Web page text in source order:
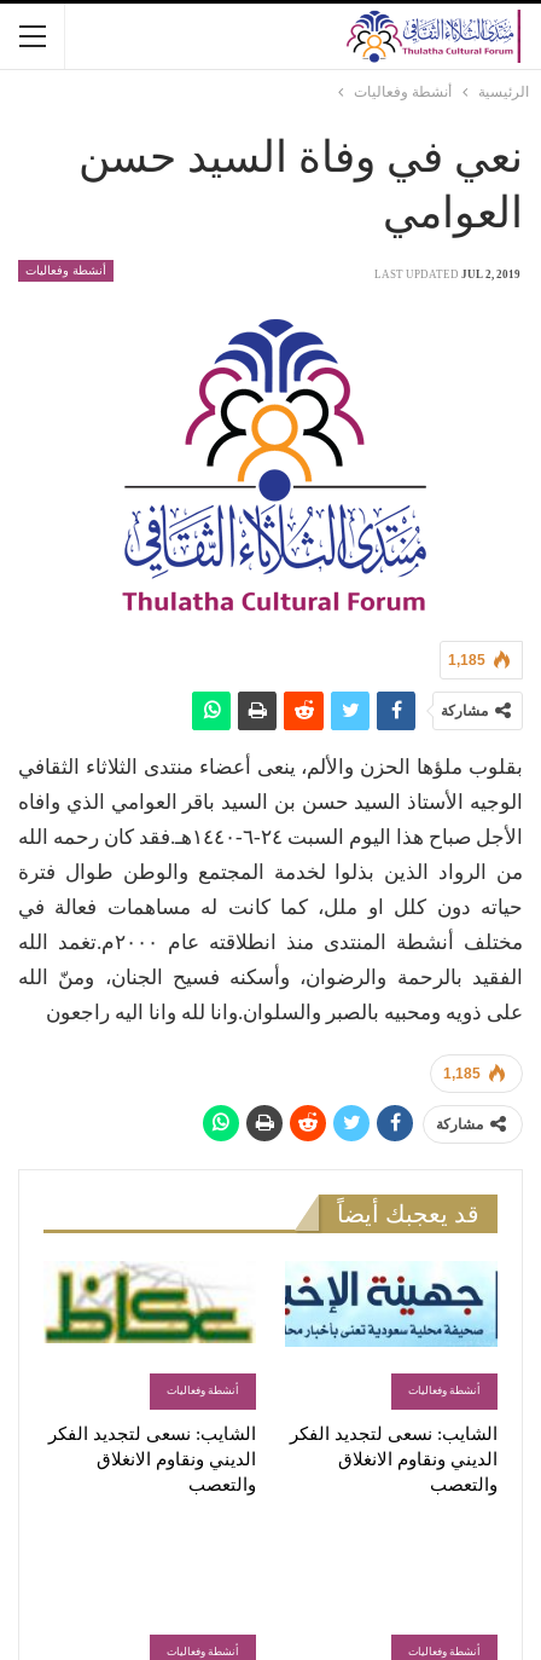
الرئيسية أنشطة وفعاليات
نعي في وفاة السيد حسن
العوامي
أنشطة وفعاليات LAST UPDATED JUL 2, 2019
1,185
مشاركة
بقلوب ملؤها الحزن والألم، ينعى أعضاء منتدى الثلاثاء الثقافي
الوجيه الأستاذ السيد حسن بن السيد باقر العوامي الذي وافاه
الأجل صباح هذا اليوم السبت ٢٤-٦-١٤٤٠هـ.فقد كان رحمه الله
من الرواد الذين بذلوا لخدمة المجتمع والوطن طوال فترة
حياته دون كلل او ملل، كما كانت له مساهمات فعالة في
مختلف أنشطة المنتدى منذ انطلاقته عام ٢٠٠٠م.تغمد الله
الفقيد بالرحمة والرضوان، وأسكنه فسيح الجنان، ومنّ الله
على ذويه ومحبيه بالصبر والسلوان.وانا لله وانا اليه راجعون
1,185
مشاركة
قد يعجبك أيضاً
أنشطة وفعاليات
الشايب: نسعى لتجديد الفكر
الديني ونقاوم الانغلاق
والتعصب
أنشطة وفعاليات
الشايب: نسعى لتجديد الفكر
الديني ونقاوم الانغلاق
والتعصب
أنشطة وفعاليات أنشطة وفعاليات